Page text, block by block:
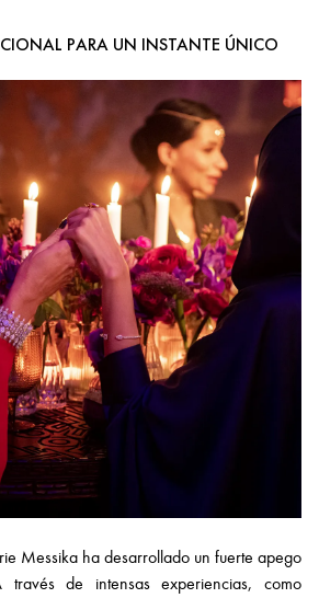
PARA UN INSTANTE ÚNICO
Messika ha desarrollado un fuerte apego
de intensas experiencias, como